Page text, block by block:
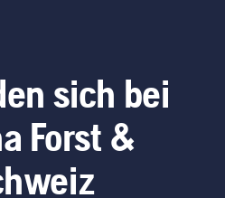
sich bei
Forst &